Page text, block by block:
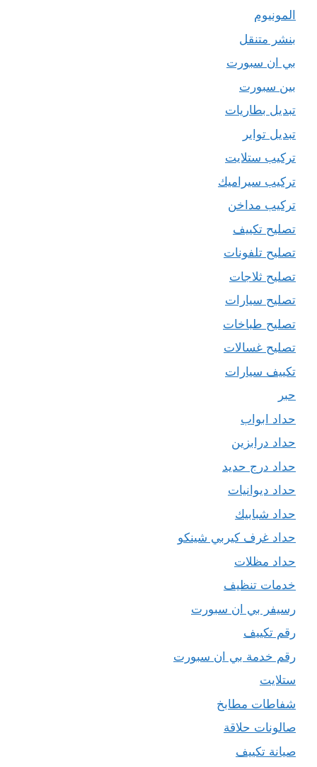
المونيوم
بنشر متنقل
بي ان سبورت
بين سبورت
تبديل بطاريات
تبديل تواير
تركيب ستلايت
تركيب سيراميك
تركيب مداخن
تصليح تكييف
تصليح تلفونات
تصليح ثلاجات
تصليح سيارات
تصليح طباخات
تصليح غسالات
تكييف سيارات
حبر
حداد ابواب
حداد درابزين
حداد درج حديد
حداد ديوانيات
حداد شبابيك
حداد غرف كيربي شينكو
حداد مظلات
خدمات تنظيف
رسيفر بي ان سبورت
رقم تكييف
رقم خدمة بي ان سبورت
ستلايت
شفاطات مطابخ
صالونات حلاقة
صيانة تكييف